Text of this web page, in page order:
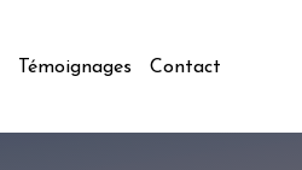
Témoignages Contact